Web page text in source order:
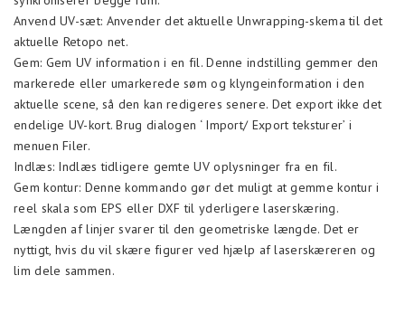
Anvend UV-sæt: Anvender det aktuelle Unwrapping-skema til det
aktuelle Retopo net.
Gem: Gem UV information i en fil. Denne indstilling gemmer den
markerede eller umarkerede søm og klyngeinformation i den
aktuelle scene, så den kan redigeres senere. Det export ikke det
endelige UV-kort. Brug dialogen ‘ Import/ Export teksturer’ i
menuen Filer.
Indlæs: Indlæs tidligere gemte UV oplysninger fra en fil.
Gem kontur: Denne kommando gør det muligt at gemme kontur i
reel skala som EPS eller DXF til yderligere laserskæring.
Længden af linjer svarer til den geometriske længde. Det er
nyttigt, hvis du vil skære figurer ved hjælp af laserskæreren og
lim dele sammen.